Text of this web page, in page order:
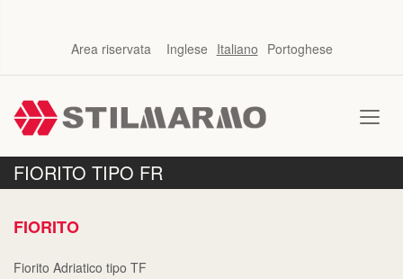
Area riservata Inglese Italiano Portoghese
FIORITO TIPO FR
FIORITO
Fiorito Adriatico tipo TF